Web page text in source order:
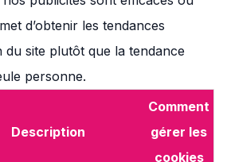
d’obtenir les tendances
du site plutôt que la tendance
personne.
Description
Comment
gérer les
cookies